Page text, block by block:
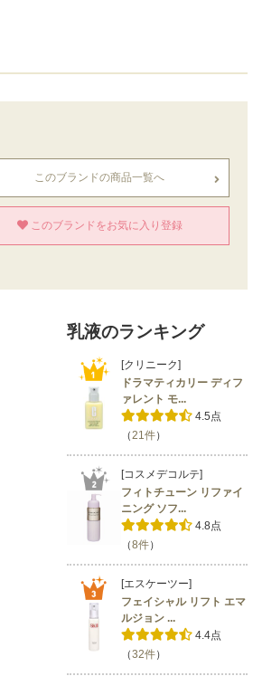
このブランドの商品一覧へ
このブランドをお気に入り登録
乳液のランキング
[クリニーク]
ドラマティカリー ディフ
ァレント モ...
4.5点
（21件）
[コスメデコルテ]
フィトチューン リファイ
ニング ソフ...
4.8点
（8件）
[エスケーツー]
フェイシャル リフト エマ
ルジョン ...
4.4点
（32件）